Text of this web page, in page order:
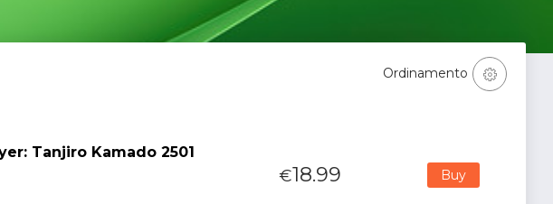
Ordinamento
Tanjiro Kamado 2501
€18.99 Buy